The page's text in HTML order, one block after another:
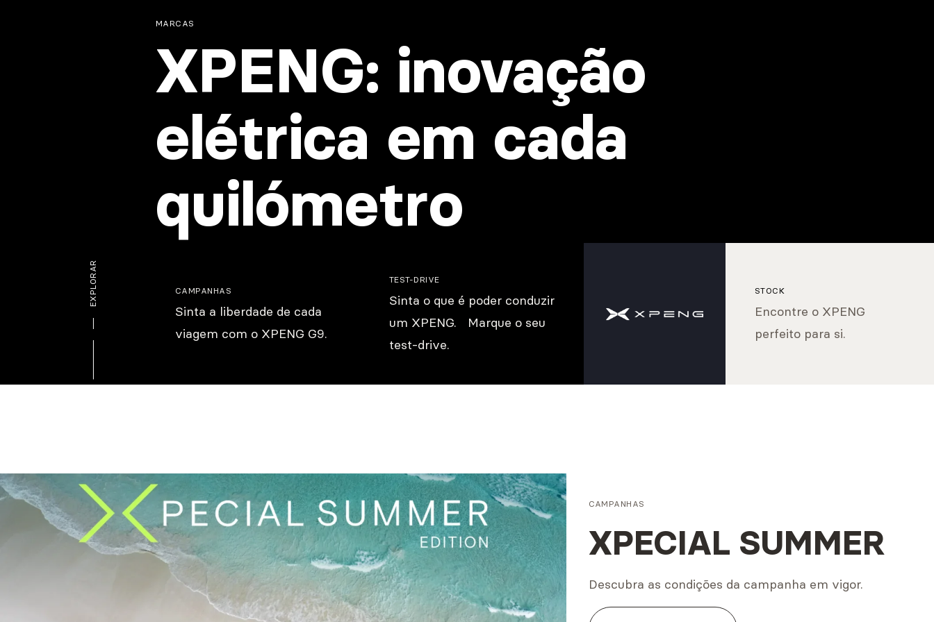
MARCAS
XPENG: inovação
elétrica em cada
quilómetro
EXPLORAR CAMPANHAS
Sinta a liberdade de cada
viagem com o XPENG G9.
TEST-DRIVE
Sinta o que é poder conduzir
um XPENG. Marque o seu
test-drive.
STOCK
Encontre o XPENG
perfeito para si.
CAMPANHAS
XPECIAL SUMMER
Descubra as condições da campanha em vigor.